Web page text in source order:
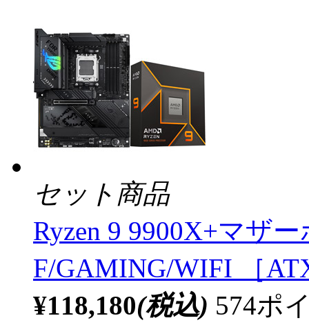
セット商品
Ryzen 9 9900X+マザ
F/GAMING/WIFI ［
¥118,180(税込) 574ポ